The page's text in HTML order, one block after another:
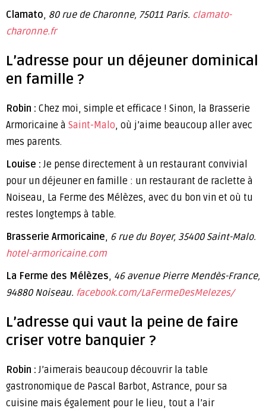
Clamato, 80 rue de Charonne, 75011 Paris. clamato-
charonne.fr
L’adresse pour un déjeuner dominical
en famille ?
Robin : Chez moi, simple et efficace ! Sinon, la Brasserie
Armoricaine à Saint-Malo, où j’aime beaucoup aller avec
mes parents.
Louise : Je pense directement à un restaurant convivial
pour un déjeuner en famille : un restaurant de raclette à
Noiseau, La Ferme des Mélèzes, avec du bon vin et où tu
restes longtemps à table.
Brasserie Armoricaine, 6 rue du Boyer, 35400 Saint-Malo.
hotel-armoricaine.com
La Ferme des Mélèzes, 46 avenue Pierre Mendès-France,
94880 Noiseau. facebook.com/LaFermeDesMelezes/
L’adresse qui vaut la peine de faire
criser votre banquier ?
Robin : J’aimerais beaucoup découvrir la table
gastronomique de Pascal Barbot, Astrance, pour sa
cuisine mais également pour le lieu, tout a l’air